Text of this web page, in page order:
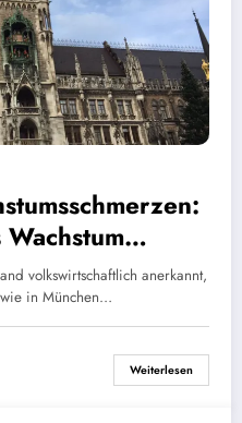
volkswirtschaftlich anerkannt,
in München…
Weiterlesen